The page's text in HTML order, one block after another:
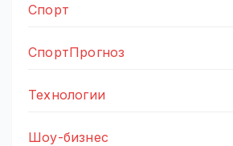
Спорт
СпортПрогноз
Технологии
Шоу-бизнес